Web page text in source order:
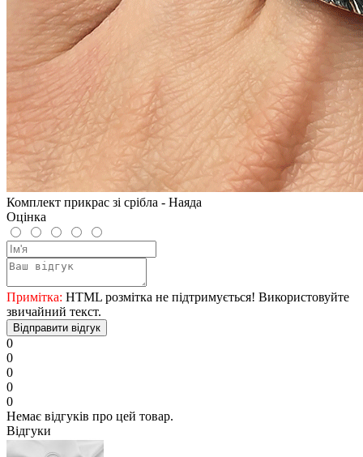
Комплект прикрас зі срібла - Наяда
Оцінка
Примітка: HTML розмітка не підтримується! Використовуйте
звичайний текст.
Відправити відгук
0
0
0
0
0
Немає відгуків про цей товар.
Відгуки